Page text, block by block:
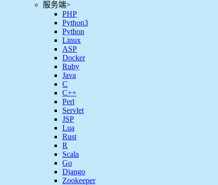
服务端>
PHP
Python3
Python
Linux
ASP
Docker
Ruby
Java
C
C++
Perl
Servlet
JSP
Lua
Rust
R
Scala
Go
Django
Zookeeper